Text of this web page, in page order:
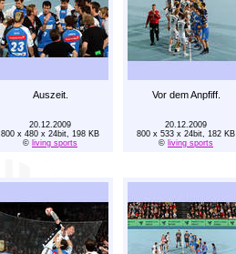
Auszeit. Vor dem Anpfiff.
20.12.2009
800 x 480 x 24bit, 198 KB
© living sports
20.12.2009
800 x 533 x 24bit, 182 KB
© living sports